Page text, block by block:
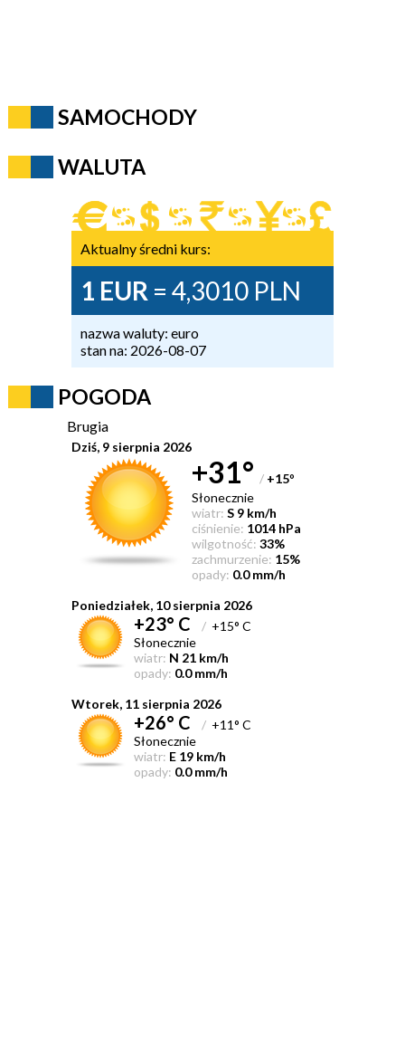
SAMOCHODY
WALUTA
Aktualny średni kurs:
1 EUR = 4,3010 PLN
nazwa waluty: euro
stan na: 2026-08-07
POGODA
Brugia
Dziś, 9 sierpnia 2026
+31° / +15°
Słonecznie
wiatr: S 9 km/h
ciśnienie: 1014 hPa
wilgotność: 33%
zachmurzenie: 15%
opady: 0.0 mm/h
Poniedziałek, 10 sierpnia 2026
+23° C /+15° C
Słonecznie
wiatr: N 21 km/h
opady: 0.0 mm/h
Wtorek, 11 sierpnia 2026
+26° C /+11° C
Słonecznie
wiatr: E 19 km/h
opady: 0.0 mm/h